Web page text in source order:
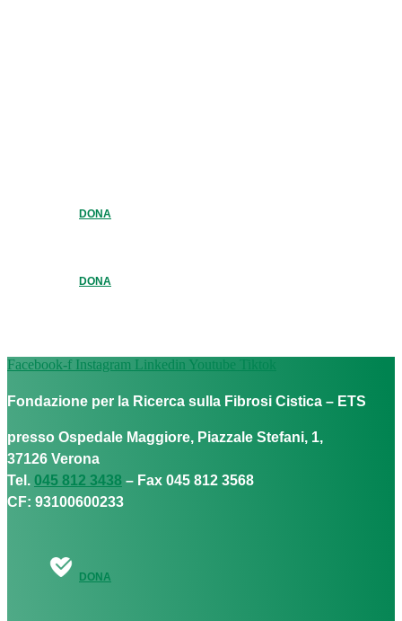
DONA
DONA
Facebook-f Instagram Linkedin Youtube Tiktok
Fondazione per la Ricerca sulla Fibrosi Cistica – ETS
presso Ospedale Maggiore, Piazzale Stefani, 1,
37126 Verona
Tel. 045 812 3438 – Fax 045 812 3568
CF: 93100600233
DONA